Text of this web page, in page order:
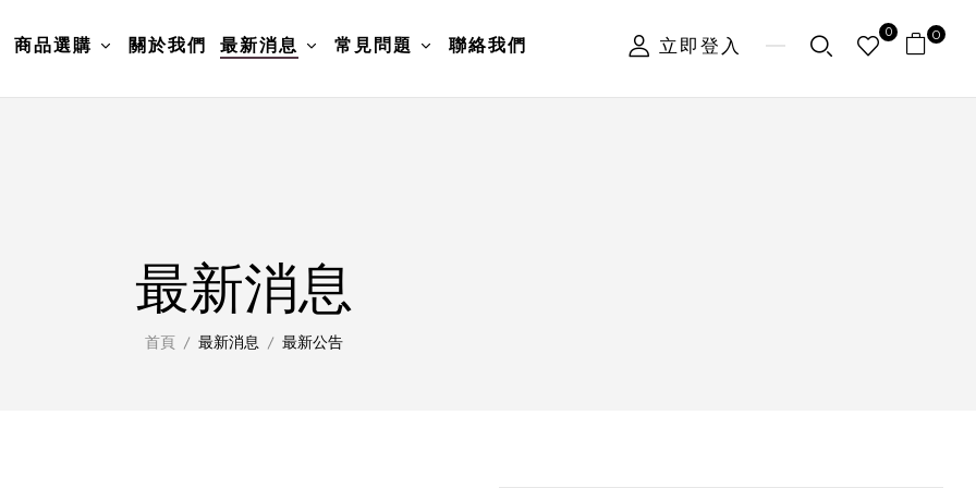
商品選購 關於我們 最新消息 常見問題 聯絡我們 立即登入
0 0
最新消息
首頁 最新消息 最新公告